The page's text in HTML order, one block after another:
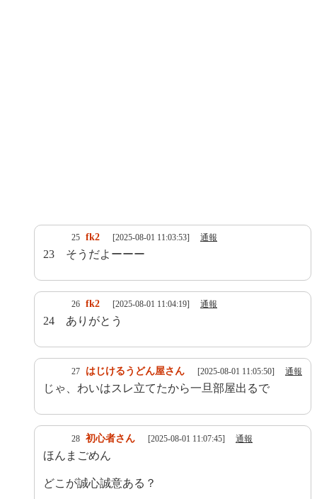
25 fk2 [2025-08-01 11:03:53] 通報
23 そうだよーーー
26 fk2 [2025-08-01 11:04:19] 通報
24 ありがとう
27 はじけるうどん屋さん [2025-08-01 11:05:50] 通報
じゃ、わいはスレ立てたから一旦部屋出るで
28 初心者さん [2025-08-01 11:07:45] 通報
ほんまごめん
どこが誠心誠意ある？